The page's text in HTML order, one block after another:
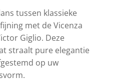
tussen klassieke
met de Vicenza
Giglio. Deze
straalt pure elegantie
op uw